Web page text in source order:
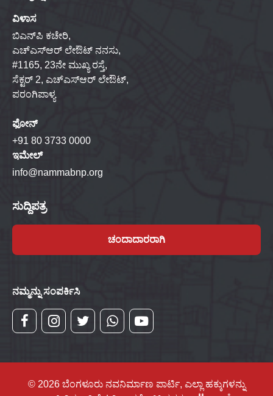
ವಿಳಾಸ
ಬಿಎನ್‌ಪಿ ಕಚೇರಿ,
ಎಚ್‌ಎಸ್‌ಆರ್ ಲೇಔಟ್ ನನಸು,
#1165, 23ನೇ ಮುಖ್ಯ ರಸ್ತೆ,
ಸೆಕ್ಟರ್ 2, ಎಚ್‌ಎಸ್‌ಆರ್ ಲೇಔಟ್,
ಪರಂಗಿಪಾಳ್ಯ
ಫೋನ್
+91 80 3733 0000
ಇಮೇಲ್
info@nammabnp.org
ಸುದ್ದಿಪತ್ರ
ಚಂದಾದಾರರಾಗಿ
ನಮ್ಮನ್ನು ಸಂಪರ್ಕಿಸಿ
© 2026 ಬೆಂಗಳೂರು ನವನಿರ್ಮಾಣ ಪಾರ್ಟಿ, ಎಲ್ಲಾ ಹಕ್ಕುಗಳನ್ನು